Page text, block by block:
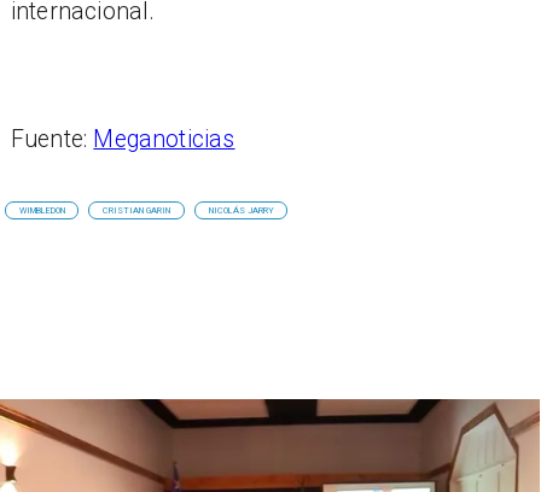
internacional.
Fuente: Meganoticias
WIMBLEDON CRISTIAN GARIN NICOLÁS JARRY